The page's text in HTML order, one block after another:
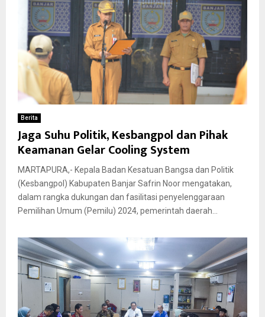
Berita
Jaga Suhu Politik, Kesbangpol dan Pihak
Keamanan Gelar Cooling System
MARTAPURA,- Kepala Badan Kesatuan Bangsa dan Politik
(Kesbangpol) Kabupaten Banjar Safrin Noor mengatakan,
dalam rangka dukungan dan fasilitasi penyelenggaraan
Pemilihan Umum (Pemilu) 2024, pemerintah daerah...